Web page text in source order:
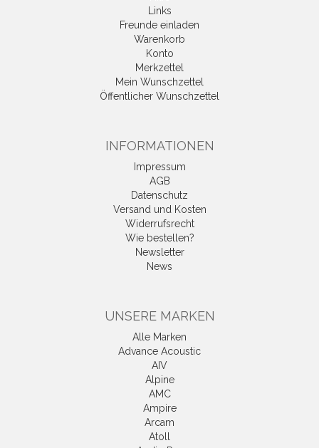
Links
Freunde einladen
Warenkorb
Konto
Merkzettel
Mein Wunschzettel
Öffentlicher Wunschzettel
INFORMATIONEN
Impressum
AGB
Datenschutz
Versand und Kosten
Widerrufsrecht
Wie bestellen?
Newsletter
News
UNSERE MARKEN
Alle Marken
Advance Acoustic
AIV
Alpine
AMC
Ampire
Arcam
Atoll